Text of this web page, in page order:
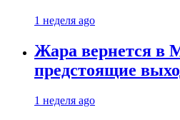
1 неделя ago
Жара вернется в
предстоящие
1 неделя ago